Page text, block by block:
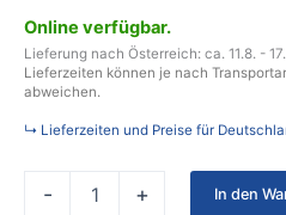
Online verfügbar.
Lieferung nach Österreich: ca. 11.8. -
Lieferzeiten können je nach
abweichen.
↳ Lieferzeiten und Preise für
- + In den